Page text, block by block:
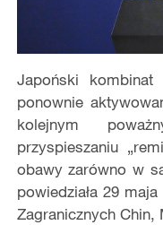
Japoński kombinat
ponownie
kolejnym
przyspieszaniu
obawy zarówno w
powiedziała 29
Zagranicznych Chin,